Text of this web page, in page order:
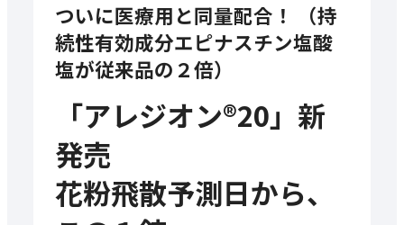
「アレジオン®20」新
発売
花粉飛散予測日から、
ついに医療用と同量配合！ （持
続性有効成分エピナスチン塩酸
塩が従来品の２倍）